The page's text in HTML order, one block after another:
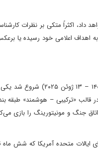
داد، اکثراً متکی بر نظرات
اهداف اعلامی خود رسیده یا
جنگ دوازده روزه که از
«ترکیبی – هوشمند» طبقه
تمامی جنگ‌های ایالات متحده